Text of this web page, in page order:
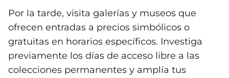
Por la tarde, visita galerías y museos que
ofrecen entradas a precios simbólicos o
gratuitas en horarios específicos. Investiga
previamente los días de acceso libre a las
colecciones permanentes y amplía tus